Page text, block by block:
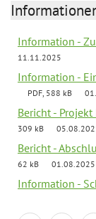
Information -
11.11.2025
Information -
PDF, 588 kB
Bericht -
309 kB
Bericht -
62 kB
01.08.2025
Information -